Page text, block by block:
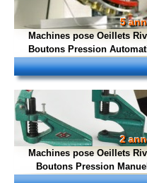
5
Machines pose Oeillets
Boutons Pression
2
Machines pose Oeillets
Boutons Pression